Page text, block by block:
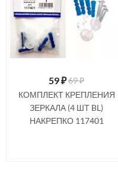
59₽69 ₽
КОМПЛЕКТ КРЕПЛЕНИЯ
ЗЕРКАЛА (4 ШТ BL)
НАКРЕПКО 117401